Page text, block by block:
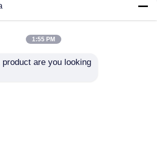
ওজোন
1:55 PM
product are you looking